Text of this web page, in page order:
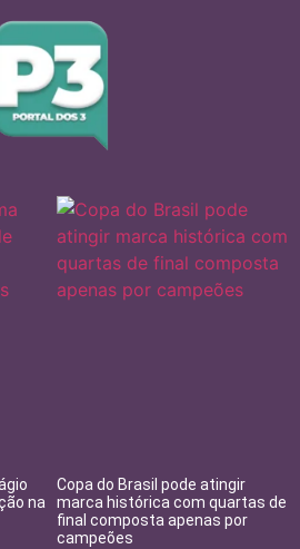
na
Copa do Brasil pode atingir
marca histórica com quartas de
final composta apenas por
campeões